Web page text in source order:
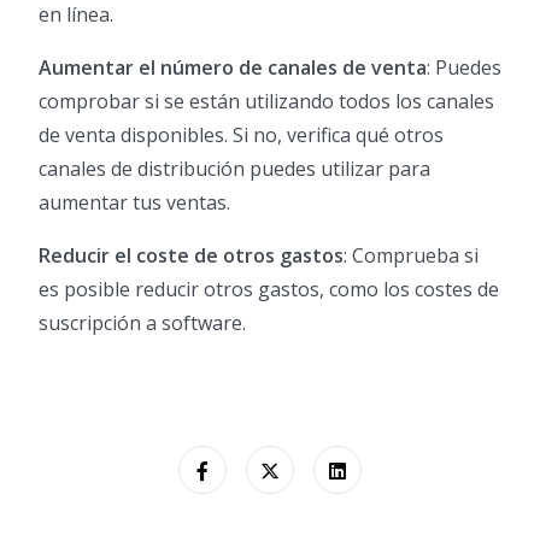
en línea.
Aumentar el número de canales de venta: Puedes
comprobar si se están utilizando todos los canales
de venta disponibles. Si no, verifica qué otros
canales de distribución puedes utilizar para
aumentar tus ventas.
Reducir el coste de otros gastos: Comprueba si
es posible reducir otros gastos, como los costes de
suscripción a software.